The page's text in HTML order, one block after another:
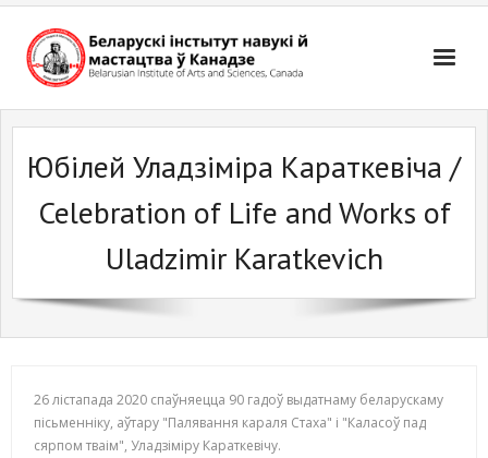
Skip
content
Юбілей Уладзіміра Караткевіча /
Celebration of Life and Works of
Uladzimir Karatkevich
26 лістапада 2020 спаўняецца 90 гадоў выдатнаму беларускаму
пісьменніку, аўтару "Палявання караля Стаха" і "Каласоў пад
сярпом тваім", Уладзіміру Караткевічу.